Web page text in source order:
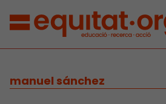
manuel sánchez